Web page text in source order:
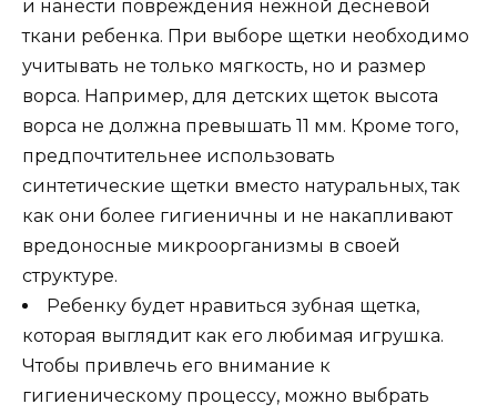
и нанести повреждения нежной десневой
ткани ребенка. При выборе щетки необходимо
учитывать не только мягкость, но и размер
ворса. Например, для детских щеток высота
ворса не должна превышать 11 мм. Кроме того,
предпочтительнее использовать
синтетические щетки вместо натуральных, так
как они более гигиеничны и не накапливают
вредоносные микроорганизмы в своей
структуре.
Ребенку будет нравиться зубная щетка,
которая выглядит как его любимая игрушка.
Чтобы привлечь его внимание к
гигиеническому процессу, можно выбрать